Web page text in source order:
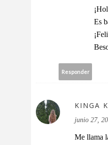
Es
Responder
KINGA
junio 27,
Me llama